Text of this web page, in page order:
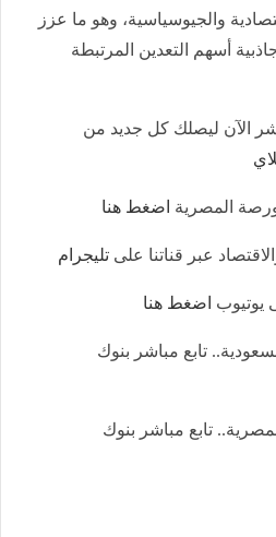
والجيوسياسية، وهو ما عزز
أسهم التعدين المرتبطة
الآن ليصلك كل جديد من
المصرية اضغط هنا
عبر قناتنا على تليجرام
يوتيوب اضغط هنا
تابع مباشر بنوك
تابع مباشر بنوك